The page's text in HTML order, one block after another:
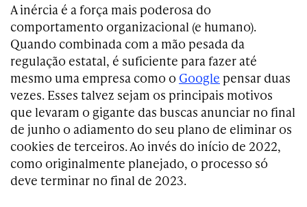
A inércia é a força mais poderosa do
comportamento organizacional (e humano).
Quando combinada com a mão pesada da
regulação estatal, é suficiente para fazer até
mesmo uma empresa como o Google pensar duas
vezes. Esses talvez sejam os principais motivos
que levaram o gigante das buscas anunciar no final
de junho o adiamento do seu plano de eliminar os
cookies de terceiros. Ao invés do início de 2022,
como originalmente planejado, o processo só
deve terminar no final de 2023.